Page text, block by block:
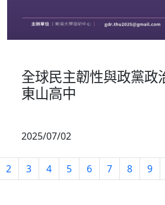
全球民主韌性與政黨政
東山高中
2025/07/02
2 3 4 5 6 7 8 9